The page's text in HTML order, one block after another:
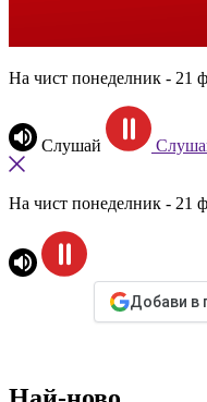
На чист понеделник - 21
Слушай
На чист понеделник - 21
Добави в